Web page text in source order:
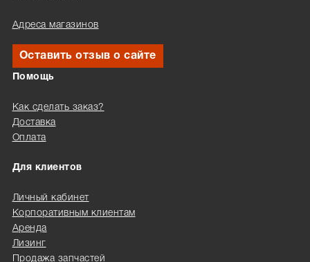
Адреса магазинов
Оставить отзыв о сайте
Помощь
Как сделать заказ?
Доставка
Оплата
Для клиентов
Личный кабинет
Корпоративным клиентам
Аренда
Лизинг
Продажа запчастей